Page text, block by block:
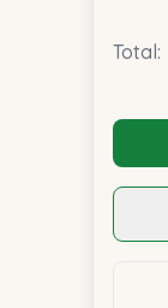
Total: